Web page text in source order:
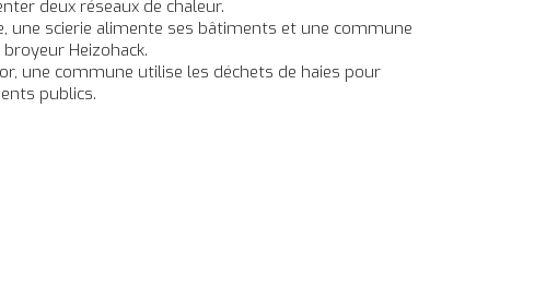
deux réseaux de chaleur.
une scierie alimente ses bâtiments et une commune
Heizohack.
une commune utilise les déchets de haies pour
publics.